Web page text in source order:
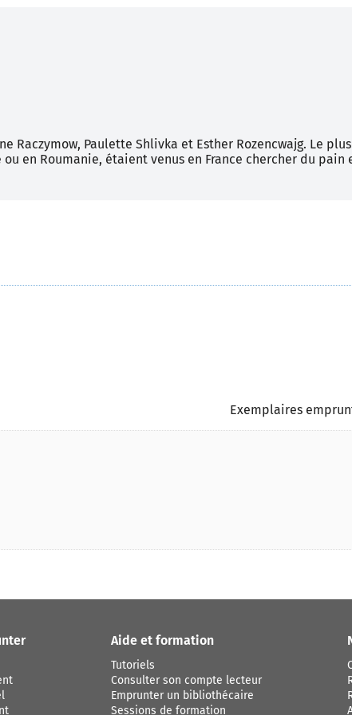
Paulette Shlivka et Esther Rozencwajg. Le
en Roumanie, étaient venus en France chercher du
Exemplaires
Aide et formation
Tutoriels
Consulter son compte lecteur
Emprunter un bibliothécaire
Sessions de formation